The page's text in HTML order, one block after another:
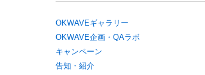
OKWAVEギャラリー
OKWAVE企画・QAラボ
キャンペーン
告知・紹介